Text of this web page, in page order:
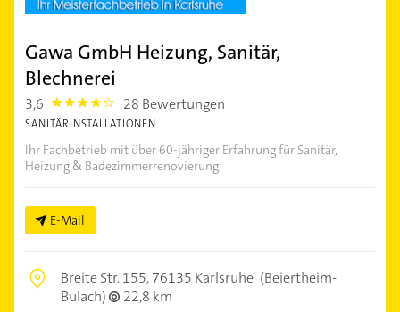
Gawa GmbH Heizung, Sanitär,
Blechnerei
3,6 3.6000001 28 Bewertungen
SANITÄRINSTALLATIONEN
Ihr Fachbetrieb mit über 60-jähriger Erfahrung für Sanitär,
Heizung & Badezimmerrenovierung
E-Mail
Breite Str. 155,76135 Karlsruhe (Beiertheim-
Bulach)
22,8 km